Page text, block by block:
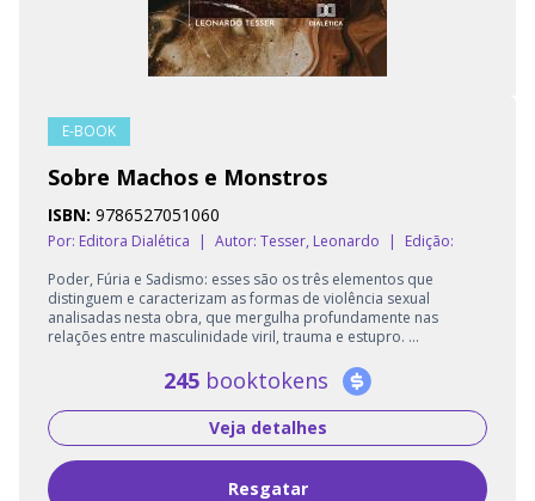
E-BOOK
Sobre Machos e Monstros
ISBN: 9786527051060
Por: Editora Dialética | Autor: Tesser, Leonardo |
Edição:
Poder, Fúria e Sadismo: esses são os três elementos que
distinguem e caracterizam as formas de violência sexual
analisadas nesta obra, que mergulha profundamente nas
relações entre masculinidade viril, trauma e estupro. ...
245 booktokens
Veja detalhes
Resgatar